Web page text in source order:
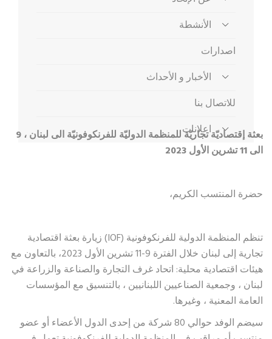
الأنشطة
اصدارات
الأخبار و الأحداث
للاتصال بنا
اعلانات
بعثة إقتصاديّة تجاريّة للمنظمة الدوليّة للفرنكوفونيّة الى لبنان ، 9
الى 11 تشرين الأول 2023
حضرة المنتسب الكريم،
تنظم المنظمة الدولية للفرنكوفونية (IOF) زيارة بعثة اقتصادية
تجارية إلى لبنان خلال الفترة 9-11 تشرين الأول 2023، بالتعاون مع
هيئات اقتصادية محلية: اتحاد غرف التجارة والصناعة والزراعة في
لبنان ، وجمعية الصناعيين اللبنانيين ، بالتنسيق مع المؤسسات
العامة المعنية ، وغيرها.
سيضم الوفد حوالي 80 شركة من إحدى الدول الأعضاء أو عضو